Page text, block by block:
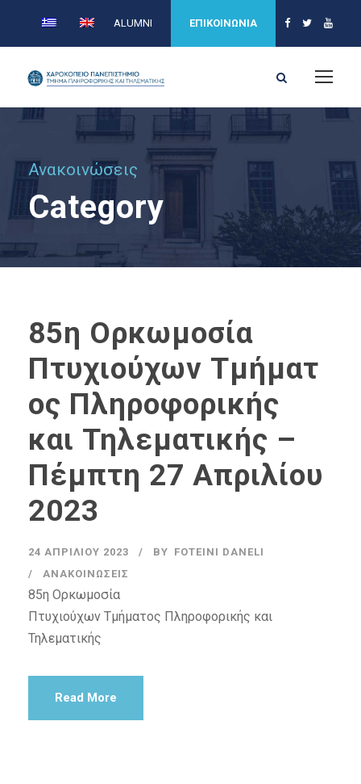
ALUMNI ΕΠΙΚΟΙΝΩΝΙΑ
Ανακοινώσεις
Category
85η Ορκωμοσία
Πτυχιούχων Τμήματ
ος Πληροφορικής
και Τηλεματικής –
Πέμπτη 27 Απριλίου
2023
24 ΑΠΡΙΛΊΟΥ 2023 BY FOTEINI DANELI
ΑΝΑΚΟΙΝΏΣΕΙΣ
85η Ορκωμοσία
Πτυχιούχων Τμήματος Πληροφορικής και
Τηλεματικής
Read More